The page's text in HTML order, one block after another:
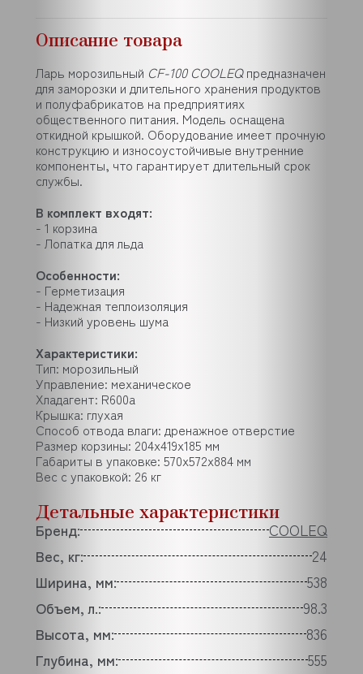
Описание товара
Ларь морозильный CF-100 COOLEQпредназначен
для заморозки и длительного хранения продуктов
и полуфабрикатов на предприятиях
общественного питания. Модель оснащена
откидной крышкой. Оборудование имеет прочную
конструкцию и износоустойчивые внутренние
компоненты, что гарантирует длительный срок
службы.
В комплект входят:
- 1 корзина
- Лопатка для льда
Особенности:
- Герметизация
- Надежная теплоизоляция
- Низкий уровень шума
Характеристики:
Тип: морозильный
Управление: механическое
Хладагент: R600a
Крышка: глухая
Способ отвода влаги: дренажное отверстие
Размер корзины: 204х419х185 мм
Габариты в упаковке: 570x572x884 мм
Вес с упаковкой: 26 кг
Детальные характеристики
Бренд:
COOLEQ
Вес, кг:
24
Ширина, мм:
538
Объем, л.:
98.3
Высота, мм:
836
Глубина, мм:
555